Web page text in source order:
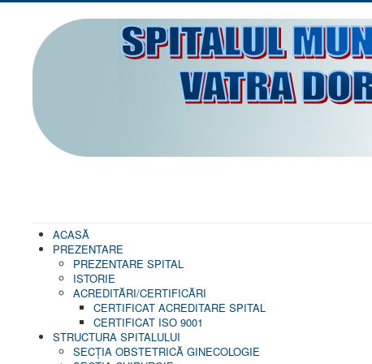
ACASĂ
PREZENTARE
PREZENTARE SPITAL
ISTORIE
ACREDITĂRI/CERTIFICĂRI
CERTIFICAT ACREDITARE SPITAL
CERTIFICAT ISO 9001
STRUCTURA SPITALULUI
SECŢIA OBSTETRICĂ GINECOLOGIE